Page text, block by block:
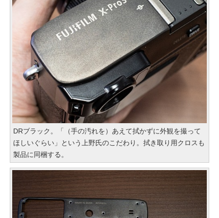
DRブラック。「（手の汚れを）あえて拭かずに外観を撮って
ほしいぐらい」という上野氏のこだわり。拭き取り用クロスも
製品に同梱する。